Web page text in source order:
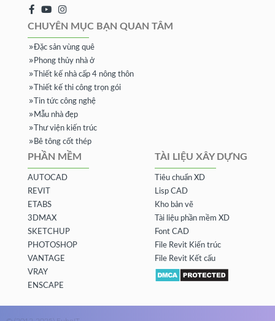
CHUYÊN MỤC BẠN QUAN TÂM
Đặc sản vùng quê
Phong thủy nhà ở
Thiết kế nhà cấp 4 nông thôn
Thiết kế thi công trọn gói
Tin tức công nghệ
Mẫu nhà đẹp
Thư viện kiến trúc
Bê tông cốt thép
PHẦN MỀM
AUTOCAD
REVIT
ETABS
3DMAX
SKETCHUP
PHOTOSHOP
VANTAGE
VRAY
ENSCAPE
TÀI LIỆU XÂY DỰNG
Tiêu chuẩn XD
Lisp CAD
Kho bản vẽ
Tài liệu phần mềm XD
Font CAD
File Revit Kiến trúc
File Revit Kết cấu